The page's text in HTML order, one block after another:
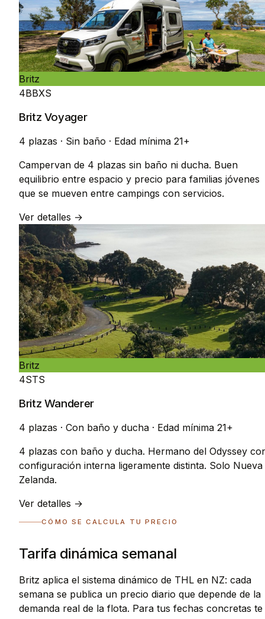
Britz
4BBXS
Britz Voyager
4 plazas · Sin baño · Edad mínima 21+
Campervan de 4 plazas sin baño ni ducha. Buen
equilibrio entre espacio y precio para familias jóvenes
que se mueven entre campings con servicios.
Ver detalles →
Britz
4STS
Britz Wanderer
4 plazas · Con baño y ducha · Edad mínima 21+
4 plazas con baño y ducha. Hermano del Odyssey
configuración interna ligeramente distinta. Solo Nueva
Zelanda.
Ver detalles →
CÓMO SE CALCULA TU PRECIO
Tarifa dinámica semanal
Britz aplica el sistema dinámico de THL en NZ: cada
semana se publica un precio diario que depende de la
demanda real de la flota. Para tus fechas concretas te